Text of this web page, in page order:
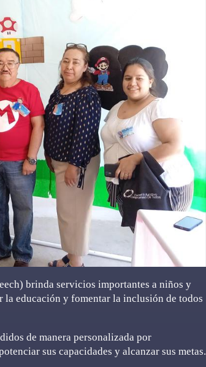
brinda servicios importantes a niños y
la educación y fomentar la inclusión de todos
de manera personalizada por
sus capacidades y alcanzar sus metas.